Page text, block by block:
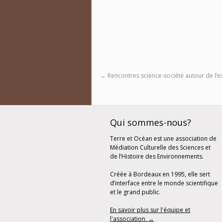
← Rencontres science-société autour de
Qui sommes-nous?
Terre et Océan est une association de
Médiation Culturelle des Sciences et
de l’Histoire des Environnements.
Créée à Bordeaux en 1995, elle sert
d’interface entre le monde scientifique
et le grand public.
En savoir plus sur l'équipe et
l'association. →